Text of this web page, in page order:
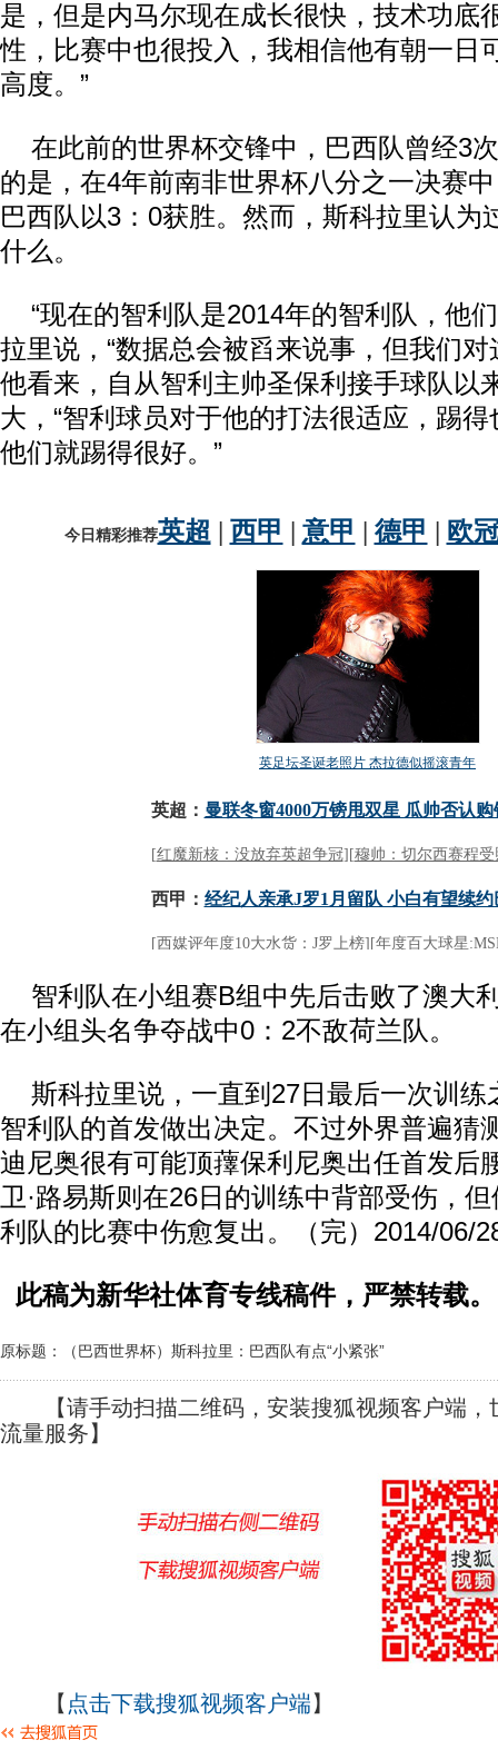
是，但是内马尔现在成长很快，技术功底
性，比赛中也很投入，我相信他有朝一日
高度。”
在此前的世界杯交锋中，巴西队曾经3
的是，在4年前南非世界杯八分之一决赛
巴西队以3：0获胜。然而，斯科拉里认为
什么。
“现在的智利队是2014年的智利队，他
拉里说，“数据总会被舀来说事，但我们对
他看来，自从智利主帅圣保利接手球队以
大，“智利球员对于他的打法很适应，踢
他们就踢得很好。”
智利队在小组赛B组中先后击败了澳大
在小组头名争夺战中0：2不敌荷兰队。
斯科拉里说，一直到27日最后一次训练
智利队的首发做出决定。不过外界普遍猜
迪尼奥很有可能顶蘀保利尼奥出任首发后
卫·路易斯则在26日的训练中背部受伤，
利队的比赛中伤愈复出。（完）2014/06/
此稿为新华社体育专线稿件，严禁转载。
原标题：（巴西世界杯）斯科拉里：巴西队有点“小紧张”
【请手动扫描二维码，安装搜狐视频客户端，
流量服务】
【 点击下载搜狐视频客户端】